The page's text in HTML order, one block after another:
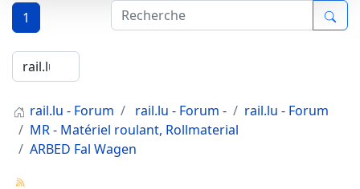
1
rail.lu - Forum rail.lu - Forum -
rail.lu - Forum
MR - Matériel roulant, Rollmaterial
ARBED Fal Wagen